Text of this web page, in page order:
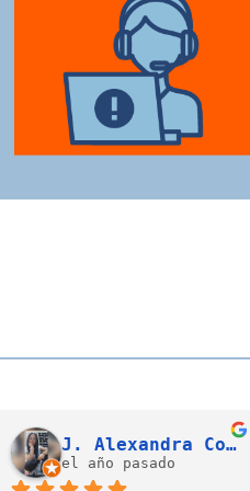
cada etapa del
proceso, asegurando
que todas sus
necesidades sean
atendidas.
Cristian David Gallego Campo (LATAM)
el año pasado